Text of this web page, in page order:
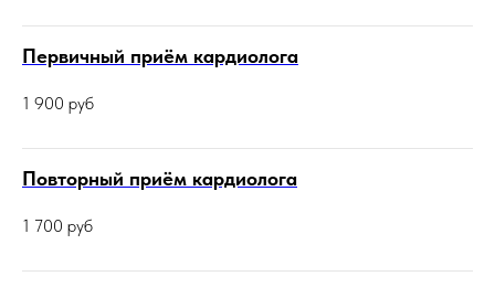
Первичный приём кардиолога
1 900 руб
Повторный приём кардиолога
1 700 руб